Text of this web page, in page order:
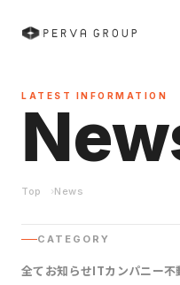
LATEST INFORMATION
Top News
CATEGORY
全てお知らせITカンパニー不